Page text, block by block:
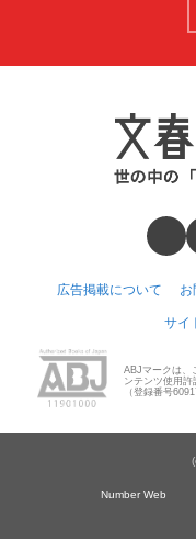
広告掲載について お
サイ
ABJマークは、
ンテンツ使用
（登録番号
Number Web